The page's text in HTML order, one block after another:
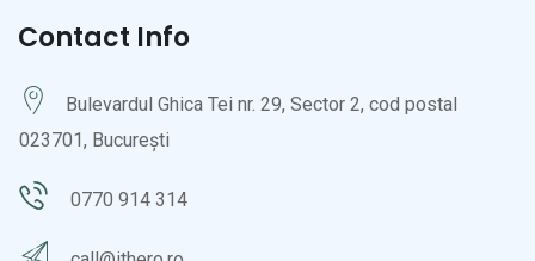
Contact Info
Bulevardul Ghica Tei nr. 29, Sector 2, cod postal
023701, București
0770 914 314